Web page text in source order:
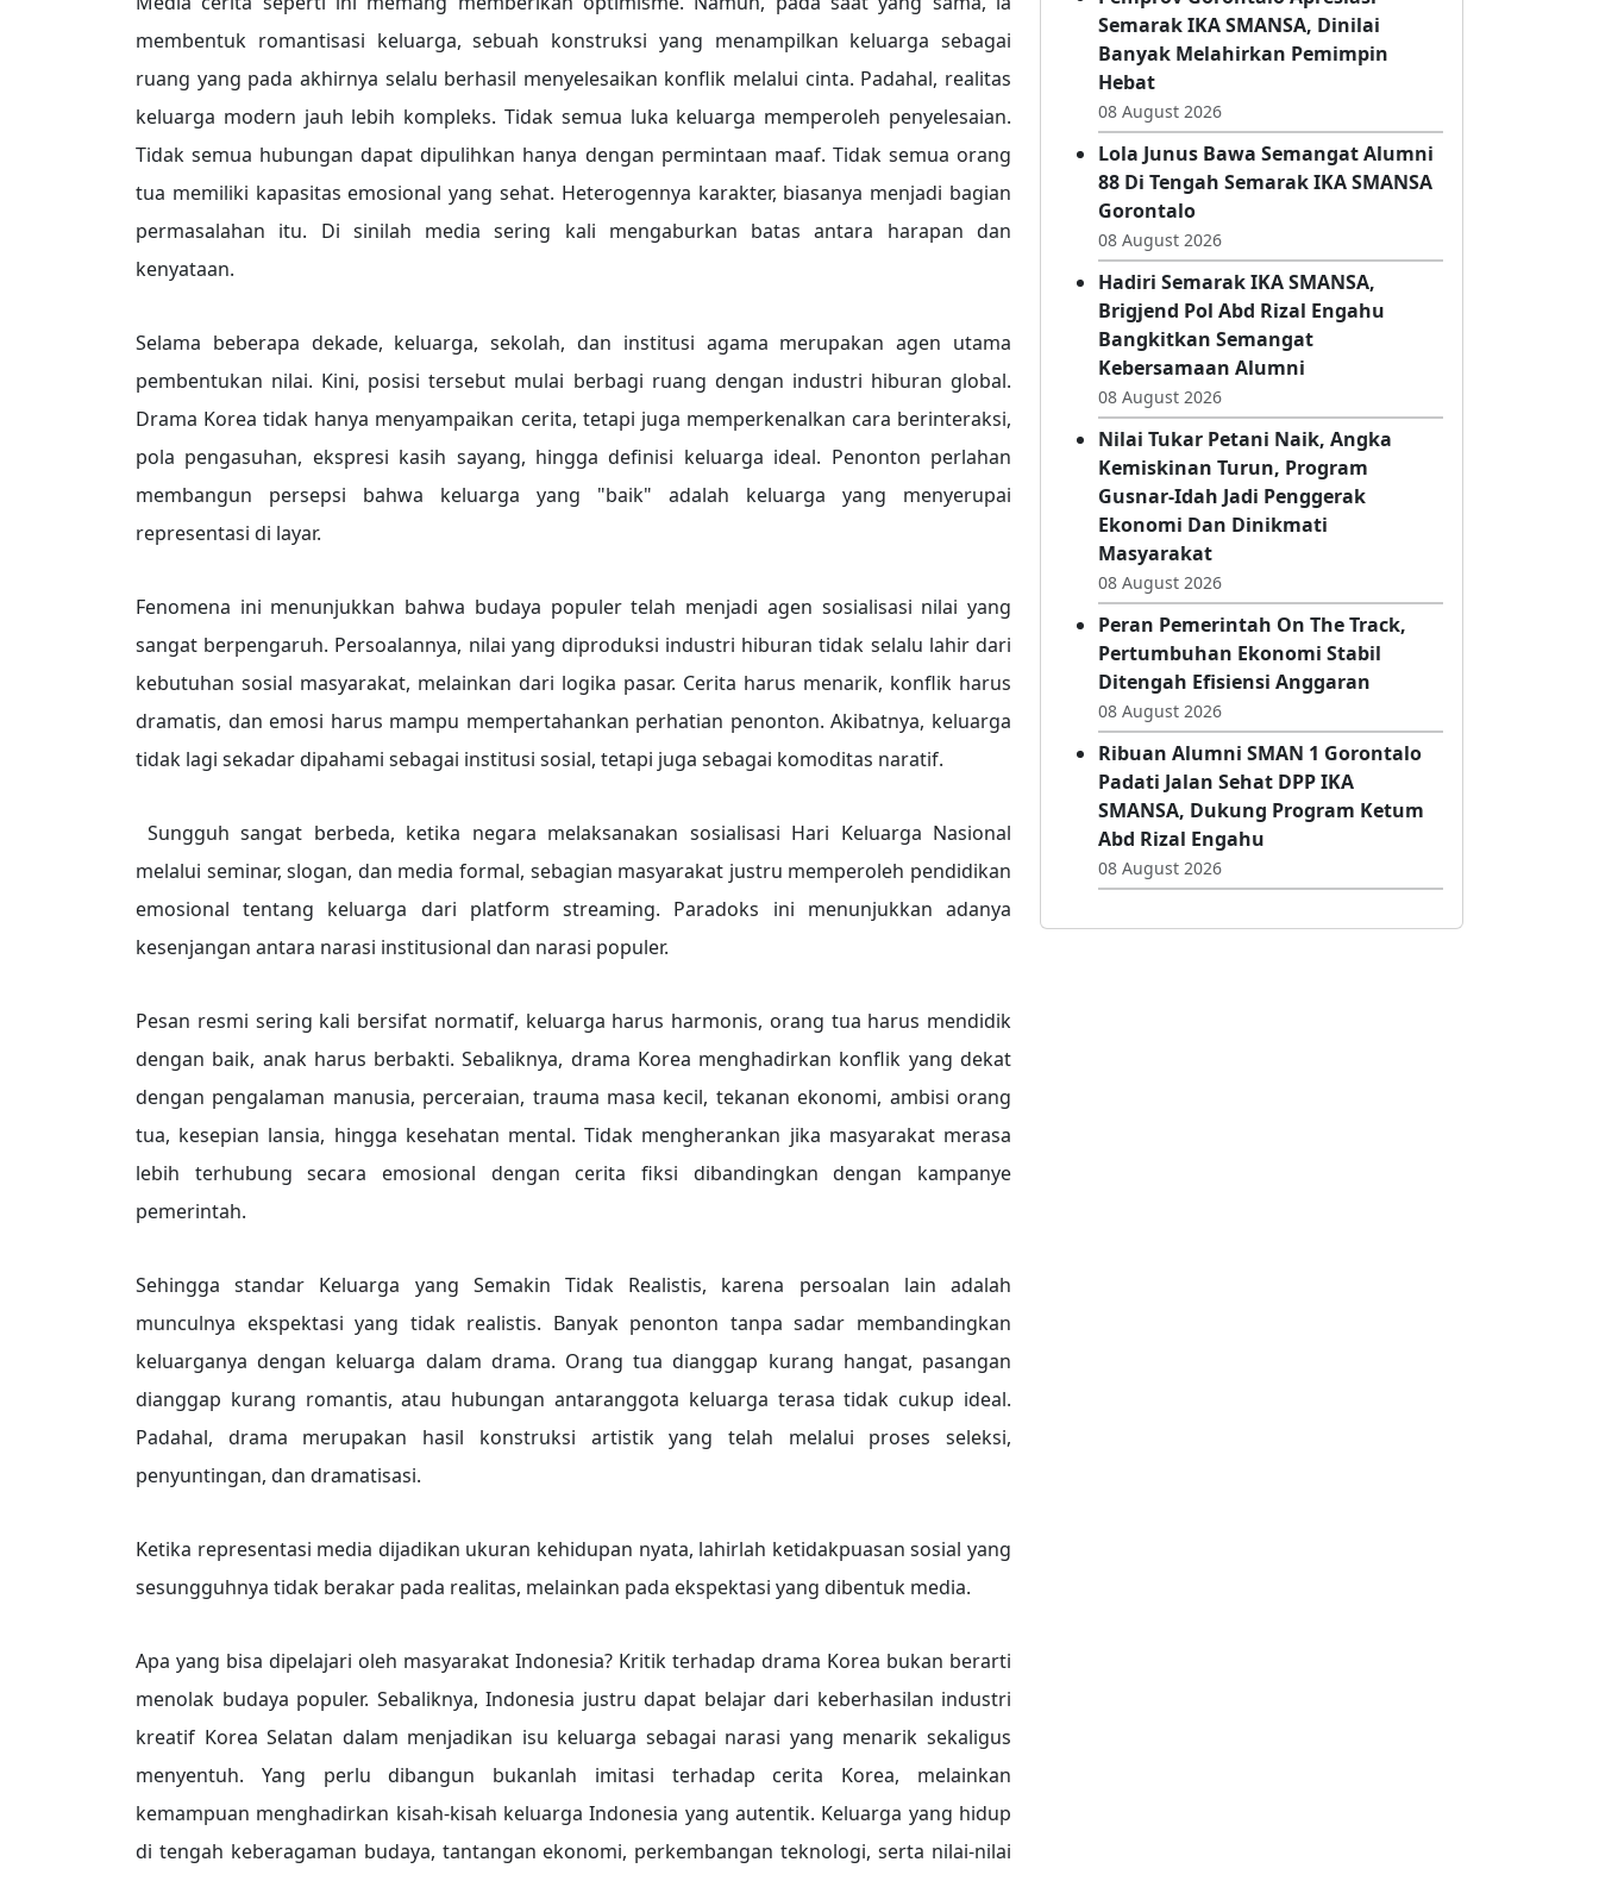
membentuk romantisasi keluarga, sebuah konstruksi yang menampilkan keluarga sebagai
ruang yang pada akhirnya selalu berhasil menyelesaikan konflik melalui cinta. Padahal, realitas
keluarga modern jauh lebih kompleks. Tidak semua luka keluarga memperoleh penyelesaian.
Tidak semua hubungan dapat dipulihkan hanya dengan permintaan maaf. Tidak semua orang
tua memiliki kapasitas emosional yang sehat. Heterogennya karakter, biasanya menjadi bagian
permasalahan itu. Di sinilah media sering kali mengaburkan batas antara harapan dan
kenyataan.
Selama beberapa dekade, keluarga, sekolah, dan institusi agama merupakan agen utama
pembentukan nilai. Kini, posisi tersebut mulai berbagi ruang dengan industri hiburan global.
Drama Korea tidak hanya menyampaikan cerita, tetapi juga memperkenalkan cara berinteraksi,
pola pengasuhan, ekspresi kasih sayang, hingga definisi keluarga ideal. Penonton perlahan
membangun persepsi bahwa keluarga yang "baik" adalah keluarga yang menyerupai
representasi di layar.
Fenomena ini menunjukkan bahwa budaya populer telah menjadi agen sosialisasi nilai yang
sangat berpengaruh. Persoalannya, nilai yang diproduksi industri hiburan tidak selalu lahir dari
kebutuhan sosial masyarakat, melainkan dari logika pasar. Cerita harus menarik, konflik harus
dramatis, dan emosi harus mampu mempertahankan perhatian penonton. Akibatnya, keluarga
tidak lagi sekadar dipahami sebagai institusi sosial, tetapi juga sebagai komoditas naratif.
Sungguh sangat berbeda, ketika negara melaksanakan sosialisasi Hari Keluarga Nasional
melalui seminar, slogan, dan media formal, sebagian masyarakat justru memperoleh pendidikan
emosional tentang keluarga dari platform streaming. Paradoks ini menunjukkan adanya
kesenjangan antara narasi institusional dan narasi populer.
Pesan resmi sering kali bersifat normatif, keluarga harus harmonis, orang tua harus mendidik
dengan baik, anak harus berbakti. Sebaliknya, drama Korea menghadirkan konflik yang dekat
dengan pengalaman manusia, perceraian, trauma masa kecil, tekanan ekonomi, ambisi orang
tua, kesepian lansia, hingga kesehatan mental. Tidak mengherankan jika masyarakat merasa
lebih terhubung secara emosional dengan cerita fiksi dibandingkan dengan kampanye
pemerintah.
Sehingga standar Keluarga yang Semakin Tidak Realistis, karena persoalan lain adalah
munculnya ekspektasi yang tidak realistis. Banyak penonton tanpa sadar membandingkan
keluarganya dengan keluarga dalam drama. Orang tua dianggap kurang hangat, pasangan
dianggap kurang romantis, atau hubungan antaranggota keluarga terasa tidak cukup ideal.
Padahal, drama merupakan hasil konstruksi artistik yang telah melalui proses seleksi,
penyuntingan, dan dramatisasi.
Ketika representasi media dijadikan ukuran kehidupan nyata, lahirlah ketidakpuasan sosial yang
sesungguhnya tidak berakar pada realitas, melainkan pada ekspektasi yang dibentuk media.
Apa yang bisa dipelajari oleh masyarakat Indonesia? Kritik terhadap drama Korea bukan berarti
menolak budaya populer. Sebaliknya, Indonesia justru dapat belajar dari keberhasilan industri
kreatif Korea Selatan dalam menjadikan isu keluarga sebagai narasi yang menarik sekaligus
menyentuh. Yang perlu dibangun bukanlah imitasi terhadap cerita Korea, melainkan
kemampuan menghadirkan kisah-kisah keluarga Indonesia yang autentik. Keluarga yang hidup
di tengah keberagaman budaya, tantangan ekonomi, perkembangan teknologi, serta nilai-nilai
08 August 2026
Pemprov Gorontalo Apresiasi
Semarak IKA SMANSA, Dinilai
Banyak Melahirkan Pemimpin
Hebat
08 August 2026
Lola Junus Bawa Semangat Alumni
88 Di Tengah Semarak IKA SMANSA
Gorontalo
08 August 2026
Hadiri Semarak IKA SMANSA,
Brigjend Pol Abd Rizal Engahu
Bangkitkan Semangat
Kebersamaan Alumni
08 August 2026
Nilai Tukar Petani Naik, Angka
Kemiskinan Turun, Program
Gusnar-Idah Jadi Penggerak
Ekonomi Dan Dinikmati
Masyarakat
08 August 2026
Peran Pemerintah On The Track,
Pertumbuhan Ekonomi Stabil
Ditengah Efisiensi Anggaran
08 August 2026
Ribuan Alumni SMAN 1 Gorontalo
Padati Jalan Sehat DPP IKA
SMANSA, Dukung Program Ketum